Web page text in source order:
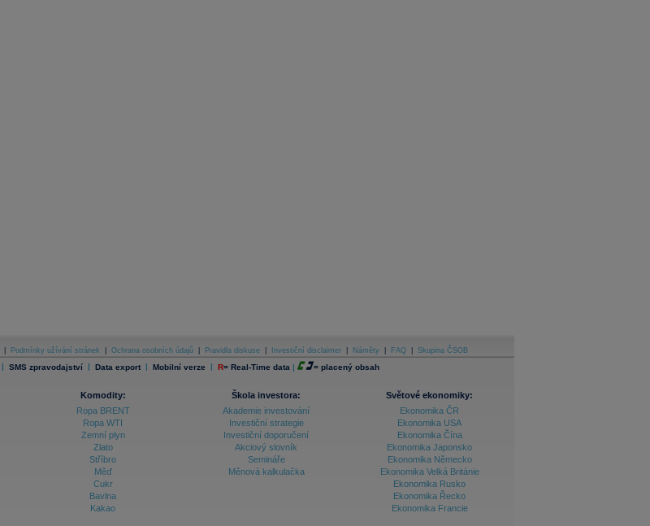
Podmínky užívání stránek Ochrana osobních údajů Pravidla diskuse Investiční disclaimer Náměty FAQ Skupina ČSOB
| SMS zpravodajství | Data export | Mobilní verze | R= Real-Time data | = placený obsah
Komodity:
Ropa BRENT
Ropa WTI
Zemní plyn
Zlato
Stříbro
Měď
Cukr
Bavlna
Kakao
Škola investora:
Akademie investování
Investiční strategie
Investiční doporučení
Akciový slovník
Semináře
Měnová kalkulačka
Světové ekonomiky:
Ekonomika ČR
Ekonomika USA
Ekonomika Čína
Ekonomika Japonsko
Ekonomika Německo
Ekonomika Velká Británie
Ekonomika Rusko
Ekonomika Řecko
Ekonomika Francie